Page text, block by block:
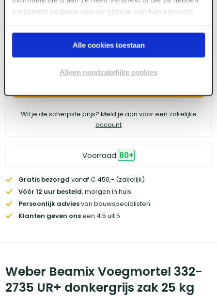
verzameld op basis van uw gebruik van hun services.
Alle cookies toestaan
Alleen noodzakelijke cookies
te krijgen tot de prijzen.
Wil je de scherpste prijs? Meld je aan voor een zakelijke
account
Voorraad: 80+
Gratis bezorgd vanaf € 450,- (zakelijk)
Vóór 12 uur besteld, morgen in huis
Persoonlijk adviesvan bouwspecialisten
Klanten geven onseen 4.5 uit 5
Weber Beamix Voegmortel 332-
2735 UR+ donkergrijs zak 25 kg